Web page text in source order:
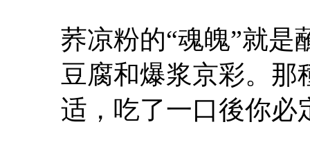
荞凉粉的“魂魄”就是
豆腐和爆浆京彩。那
适，吃了一口後你必